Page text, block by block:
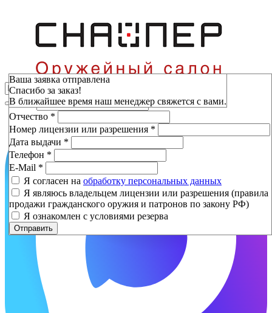
Зарезервировать
Фамилия*
Имя*
Отчество *
Номер лицензии или разрешения *
Дата выдачи *
Телефон *
E-Mail *
Я согласен на обработку персональных данных
Я являюсь владельцем лицензии или разрешения (правила
продажи гражданского оружия и патронов по закону РФ)
Я ознакомлен с условиями резерва
Отправить
Ваша заявка отправлена
Спасибо за заказ!
В ближайшее время наш менеджер свяжется с вами.